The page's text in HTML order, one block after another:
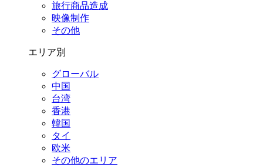
旅行商品造成
映像制作
その他
エリア別
グローバル
中国
台湾
香港
韓国
タイ
欧米
その他のエリア